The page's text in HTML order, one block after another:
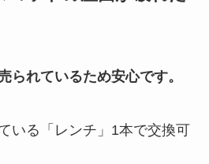
られているため安心です。
いる「レンチ」1本で交換可